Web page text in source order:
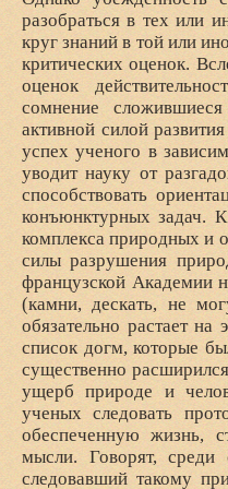
разобраться в тех или
круг знаний в той или
критических оценок.
оценок
сомнение
активной силой
успех ученого в
уводит науку от
способствовать
конъюнктурных задач.
комплекса природных и
силы разрушения
французской Академии
(камни, дескать, не
обязательно растает
список догм, которые
существенно
ущерб природе и
ученых следовать
обеспеченную жизнь,
мысли. Говорят,
следовавший такому